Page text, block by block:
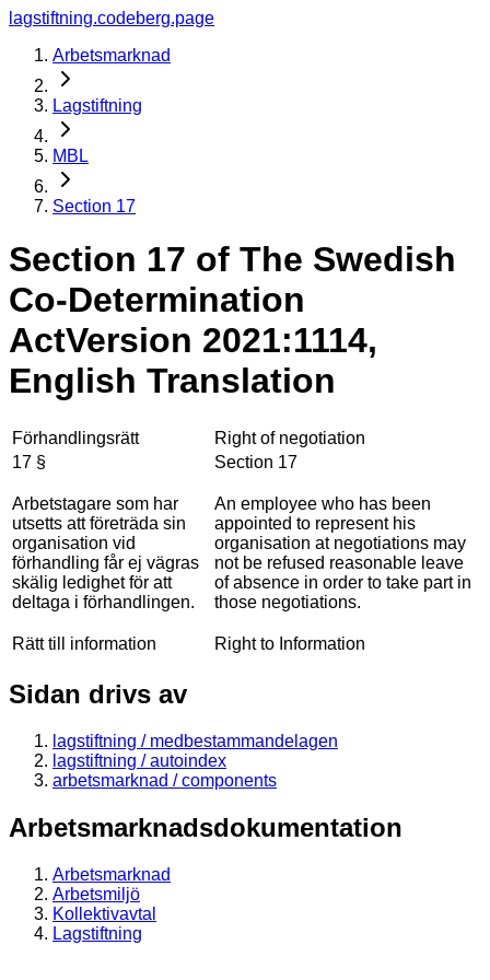
lagstiftning.codeberg.page
Arbetsmarknad
Lagstiftning
MBL
Section 17
Section 17 of The Swedish
Co-Determination
ActVersion 2021:1114,
English Translation
Förhandlingsrätt
Right of negotiation
17 §
Section 17
Arbetstagare som har
utsetts att företräda sin
organisation vid
förhandling får ej vägras
skälig ledighet för att
deltaga i förhandlingen.
An employee who has been
appointed to represent his
organisation at negotiations may
not be refused reasonable leave
of absence in order to take part in
those negotiations.
Rätt till information Right to Information
Sidan drivs av
lagstiftning / medbestammandelagen
lagstiftning / autoindex
arbetsmarknad / components
Arbetsmarknadsdokumentation
Arbetsmarknad
Arbetsmiljö
Kollektivavtal
Lagstiftning